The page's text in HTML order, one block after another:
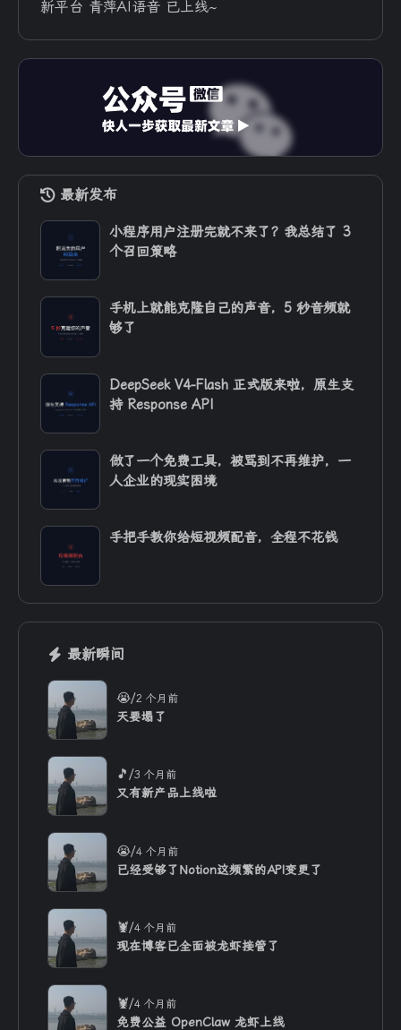
西藏
Chrome 137.0.0.0
新平台 青萍AI语音 已上线~
最新发布
小程序用户注册完就不来了？我总结了 3
个召回策略
手机上就能克隆自己的声音，5 秒音频就
够了
DeepSeek V4-Flash 正式版来啦，原生支
持 Response API
做了一个免费工具，被骂到不再维护，一
人企业的现实困境
手把手教你给短视频配音，全程不花钱
最新瞬间
😭/2 个月前
天要塌了
🎵/3 个月前
又有新产品上线啦
😭/4 个月前
已经受够了Notion这频繁的API变更了
🦞/4 个月前
现在博客已全面被龙虾接管了
🦞/4 个月前
免费公益 OpenClaw 龙虾上线